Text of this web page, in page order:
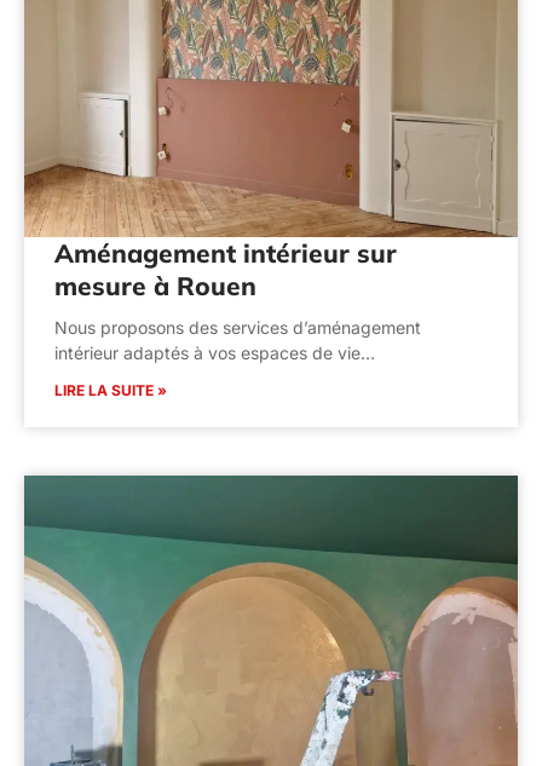
Aménagement intérieur sur
mesure à Rouen
Nous proposons des services d’aménagement
intérieur adaptés à vos espaces de vie…
LIRE LA SUITE »